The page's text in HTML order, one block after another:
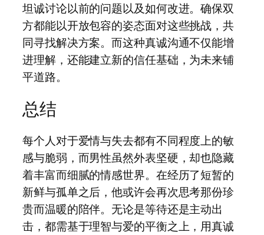
坦诚讨论以前的问题以及如何改进。确保双
方都能以开放包容的姿态面对这些挑战，共
同寻找解决方案。而这种真诚沟通不仅能增
进理解，还能建立新的信任基础，为未来铺
平道路。
总结
每个人对于爱情与失去都有不同程度上的敏
感与脆弱，而男性虽然外表坚硬，却也隐藏
着丰富而细腻的情感世界。在经历了短暂的
新鲜与孤单之后，他或许会再次思考那份珍
贵而温暖的陪伴。无论是等待还是主动出
击，都需基于理智与爱的平衡之上，用真诚